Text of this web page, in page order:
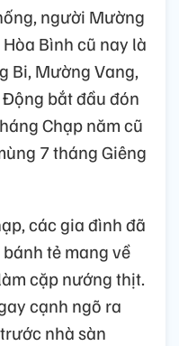
người Mường
Bình cũ nay là
Bi, Mường Vang,
bắt đầu đón
Chạp năm cũ
7 tháng Giêng
các gia đình đã
tẻ mang về
cặp nướng thịt.
cạnh ngõ ra
nhà sàn